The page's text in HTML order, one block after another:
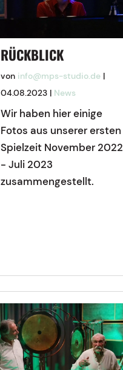
RÜCKBLICK
von info@mps-studio.de |
04.08.2023 | News
Wir haben hier einige
Fotos aus unserer ersten
Spielzeit November 2022
- Juli 2023
zusammengestellt.